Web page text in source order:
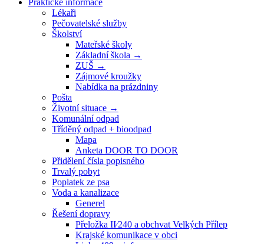
Praktické informace
Lékaři
Pečovatelské služby
Školství
Mateřské školy
Základní škola →
ZUŠ →
Zájmové kroužky
Nabídka na prázdniny
Pošta
Životní situace →
Komunální odpad
Tříděný odpad + bioodpad
Mapa
Anketa DOOR TO DOOR
Přidělení čísla popisného
Trvalý pobyt
Poplatek ze psa
Voda a kanalizace
Generel
Řešení dopravy
Přeložka II⁄240 a obchvat Velkých Přílep
Krajské komunikace v obci